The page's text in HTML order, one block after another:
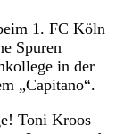
1. FC Köln
Spuren
in der
„Capitano“.
Toni Kroos